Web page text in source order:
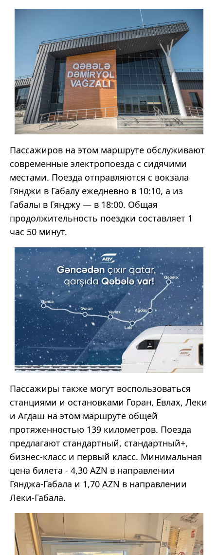
Пассажиров на этом маршруте обслуживают
современные электропоезда с сидячими
местами. Поезда отправляются с вокзала
Гянджи в Габалу ежедневно в 10:10, а из
Габалы в Гянджу — в 18:00. Общая
продолжительность поездки составляет 1
час 50 минут.
Пассажиры также могут воспользоваться
станциями и остановками Горан, Евлах, Леки
и Агдаш на этом маршруте общей
протяженностью 139 километров. Поезда
предлагают стандартный, стандартный+,
бизнес-класс и первый класс. Минимальная
цена билета - 4,30 AZN в направлении
Гянджа-Габала и 1,70 AZN в направлении
Леки-Габала.